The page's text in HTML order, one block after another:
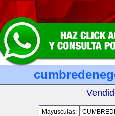
Mayusculas: